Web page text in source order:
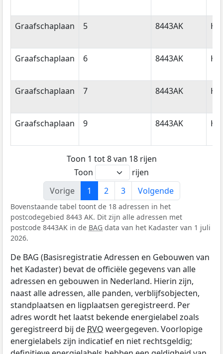
Graafschaplaan 5 8443AK
Graafschaplaan 6 8443AK
Graafschaplaan 7 8443AK
Graafschaplaan 9 8443AK
Toon 1 tot 8 van 18 rijen
Toon
rijen
Vorige
1 2 3 Volgende
Bovenstaande tabel toont de 18 adressen in het
postcodegebied 8443 AK. Dit zijn alle adressen met
postcode 8443AK in de BAG data van het Kadaster van 1 juli
2026.
De BAG (Basisregistratie Adressen en Gebouwen van
het Kadaster) bevat de officiële gegevens van alle
adressen en gebouwen in Nederland. Hierin zijn,
naast alle adressen, alle panden, verblijfsobjecten,
standplaatsen en ligplaatsen geregistreerd. Per
adres wordt het laatst bekende energielabel zoals
geregistreerd bij de RVO weergegeven. Voorlopige
energielabels zijn indicatief en niet rechtsgeldig;